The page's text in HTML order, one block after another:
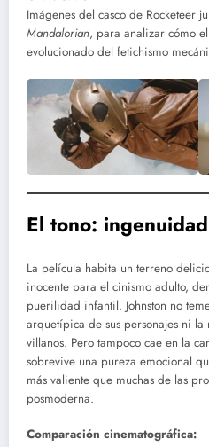
Imágenes del casco de Rocketeer
Mandalorian, para analizar cómo
evolucionado del fetichismo
El tono:
La película habita un terreno
inocente para el cinismo adulto,
puerilidad infantil. Johnston no
arquetípica de sus personajes ni
villanos. Pero tampoco cae en la
sobrevive una pureza emocional
más valiente que muchas de las
posmoderna.
Comparación cinematográfica: